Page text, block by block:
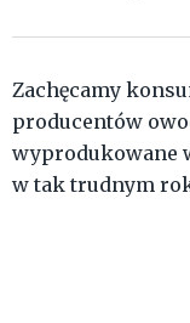
Zachęcamy
producentów
wyprodukowane
w tak trudnym